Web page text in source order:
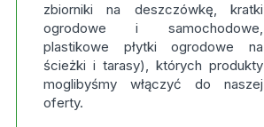
zbiorniki na deszczówkę, kratki
ogrodowe i samochodowe,
plastikowe płytki ogrodowe na
ścieżki i tarasy), których produkty
moglibyśmy włączyć do naszej
oferty.